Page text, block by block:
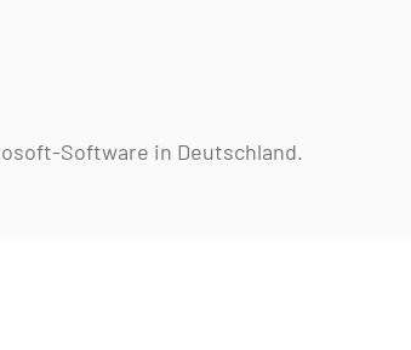
Software in Deutschland.